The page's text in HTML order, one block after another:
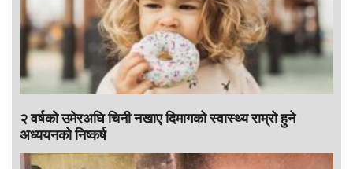
२ वर्षको उमेरअघि चिनी नखाए दिमागको स्वास्थ्य राम्रो हुने
अध्ययनको निष्कर्ष